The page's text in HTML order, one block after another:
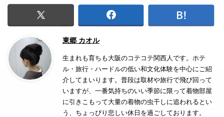
東郷 カオル
生まれも育ちも大阪のコテコテ関西人です。ホテ
ル・旅行・ハードルの低い和文化体験を中心にご紹
介してまいります。普段は取材や旅行で飛び回って
いますが、一番気持ちのいい季節に限って着物部屋
に引きこもって大量の着物の虫干しに追われるとい
う、ちょっぴり悲しい休日を過ごしております。